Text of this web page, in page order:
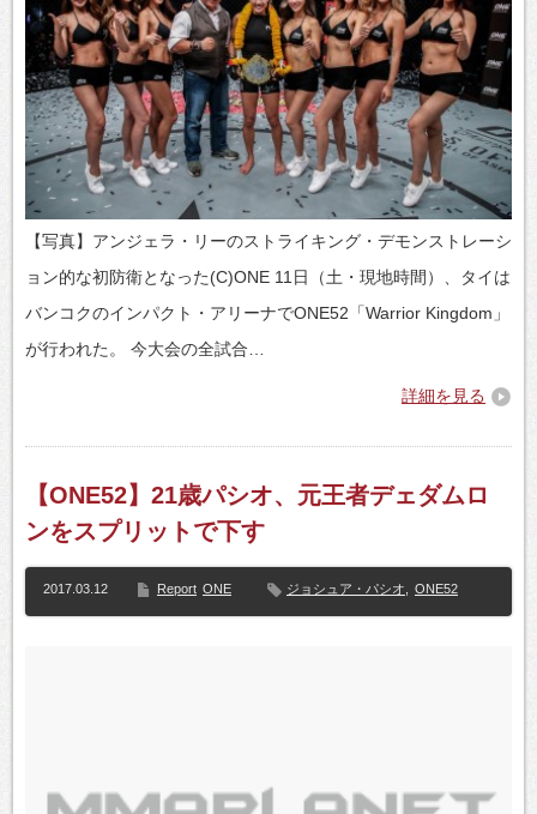
【写真】アンジェラ・リーのストライキング・デモンストレーシ
ョン的な初防衛となった(C)ONE 11日（土・現地時間）、タイは
バンコクのインパクト・アリーナでONE52「Warrior Kingdom」
が行われた。 今大会の全試合…
詳細を見る
【ONE52】21歳パシオ、元王者デェダムロ
ンをスプリットで下す
2017.03.12 Report ONE ジョシュア・パシオ ONE52